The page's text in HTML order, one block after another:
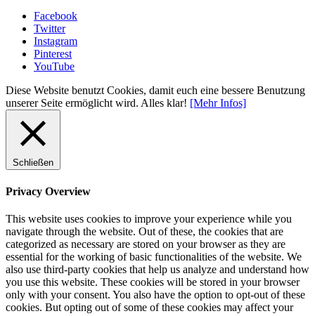
Facebook
Twitter
Instagram
Pinterest
YouTube
Diese Website benutzt Cookies, damit euch eine bessere Benutzung
unserer Seite ermöglicht wird. Alles klar! [Mehr Infos]
Schließen
Privacy Overview
This website uses cookies to improve your experience while you
navigate through the website. Out of these, the cookies that are
categorized as necessary are stored on your browser as they are
essential for the working of basic functionalities of the website. We
also use third-party cookies that help us analyze and understand how
you use this website. These cookies will be stored in your browser
only with your consent. You also have the option to opt-out of these
cookies. But opting out of some of these cookies may affect your